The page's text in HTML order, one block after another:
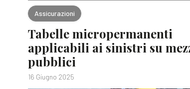
Assicurazioni
Tabelle micropermanenti
applicabili ai sinistri su
pubblici
16 Giugno 2025